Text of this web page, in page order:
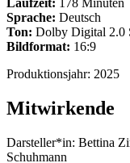
Laufzeit: 178 Minuten
Sprache: Deutsch
Ton: Dolby Digital 2.0
Bildformat: 16:9
Produktionsjahr: 2025
Mitwirkende
Darsteller*in: Bettina
Schuhmann